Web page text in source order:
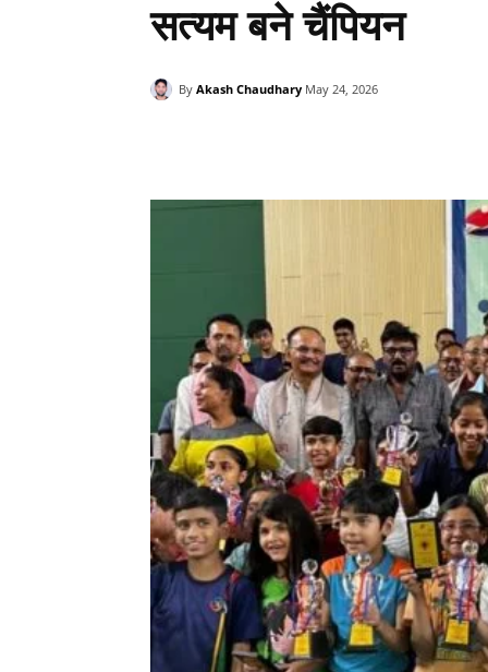
सत्यम बने चैंपियन
By Akash Chaudhary May 24, 2026